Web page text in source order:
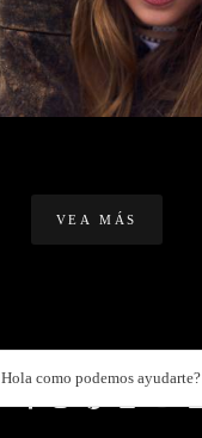
2072 1
VEA MÁS
Hola como podemos ayudarte?